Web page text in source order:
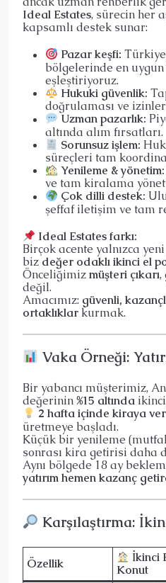
Ideal Estates, sürecin her
kapsamlı destek sunar:
Pazar keşfi:
bölgelerinde en uygun
eşleştiriyoruz.
Hukuki güvenlik:
doğrulaması ve
Uzman pazarlık:
altında alım fırsatları.
Sorunsuz işlem:
süreçleri tam
Yenileme & yönetim:
ve tam kiralama
Çok dilli destek:
şeffaf iletişim ve tam
Ideal Estates farkı:
Birçok acente yalnızca
biz değer odaklı ikinci el
Önceliğimizmüşteri çıkarı,
değil.
Amacımız: güvenli,
ortaklıklar kurmak.
Vaka Örneği:
Bir yabancı müşterimiz,
değerinin%15 altında
2 hafta içinde kiraya
üretmeye başladı.
Küçük bir yenileme
sonrası kira getirisi daha
Aynı bölgede 18 ay
yatırım hemen kazanç
Karşılaştırma:
Özellik
İkinci
Konut